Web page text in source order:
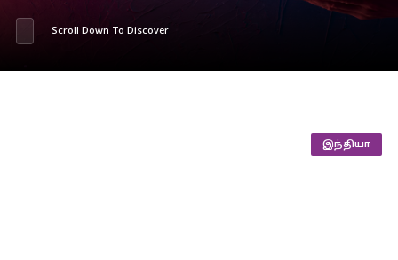
Scroll Down To Discover
இந்தியா